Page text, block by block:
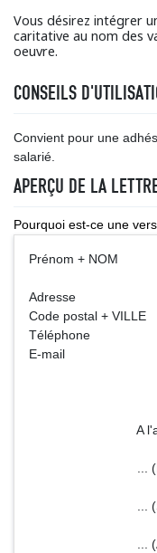
Vous désirez intégrer
caritative au nom des
oeuvre.
CONSEILS
Convient pour une
salarié.
APERÇU DE LA
Pourquoi est-ce une
Le ...
Adresse
Code postal + VILLE
Téléphone
E-mail
A
... (Mme,
... (Statut /
...